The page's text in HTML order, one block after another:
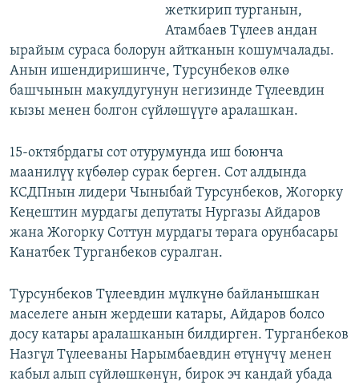
жеткирип турганын,
Атамбаев Түлеев андан
ырайым сураса болорун айтканын кошумчалады.
Анын ишендиришинче, Турсунбеков өлкө
башчынын макулдугунун негизинде Түлеевдин
кызы менен болгон сүйлөшүүгө аралашкан.
15-октябрдагы сот отурумунда иш боюнча
маанилүү күбөлөр сурак берген. Сот алдында
КСДПнын лидери Чыныбай Турсунбеков, Жогорку
Кеңештин мурдагы депутаты Нургазы Айдаров
жана Жогорку Соттун мурдагы төрага орунбасары
Канатбек Турганбеков суралган.
Турсунбеков Түлеевдин мүлкүнө байланышкан
маселеге анын жердеши катары, Айдаров болсо
досу катары аралашканын билдирген. Турганбеков
Назгүл Түлееваны Нарымбаевдин өтүнүчү менен
кабыл алып сүйлөшкөнүн, бирок эч кандай убада